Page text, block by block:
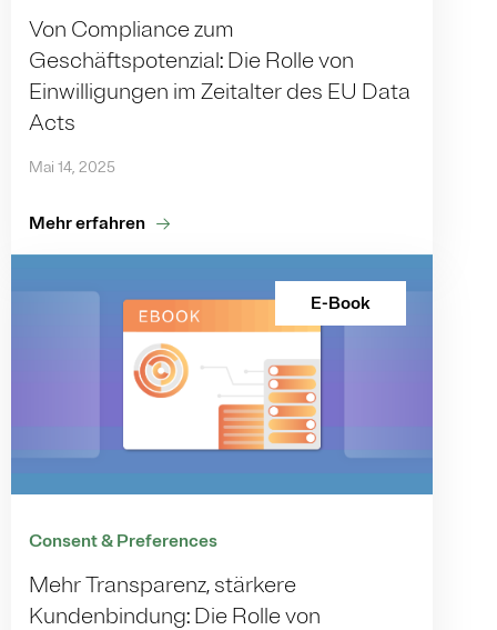
Von Compliance zum
Geschäftspotenzial: Die Rolle von
Einwilligungen im Zeitalter des EU Data
Acts
Mai 14, 2025
Mehr erfahren
E-Book
Consent & Preferences
Mehr Transparenz, stärkere
Kundenbindung: Die Rolle von